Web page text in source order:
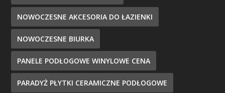
NOWOCZESNE AKCESORIA DO ŁAZIENKI
NOWOCZESNE BIURKA
PANELE PODŁOGOWE WINYLOWE CENA
PARADYŻ PŁYTKI CERAMICZNE PODŁOGOWE